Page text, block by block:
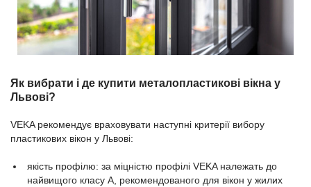
Як вибрати і де купити металопластикові вікна у
Львові?
VEKA рекомендує враховувати наступні критерії вибору
пластикових вікон у Львові:
якість профілю: за міцністю профілі VEKA належать до
найвищого класу А, рекомендованого для вікон у жилих